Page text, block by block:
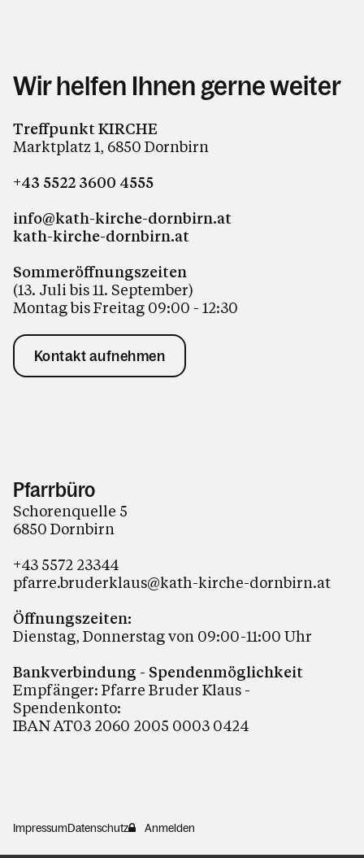
Wir helfen Ihnen gerne weiter
Treffpunkt KIRCHE
Marktplatz 1, 6850 Dornbirn
+43 5522 3600 4555
info@kath-kirche-dornbirn.at
kath-kirche-dornbirn.at
Sommeröffnungszeiten
(13. Juli bis 11. September)
Montag bis Freitag 09:00 - 12:30
Kontakt aufnehmen
Pfarrbüro
Schorenquelle 5
6850 Dornbirn
+43 5572 23344
pfarre.bruderklaus@kath-kirche-dornbirn.at
Öffnungszeiten:
Dienstag, Donnerstag von 09:00-11:00 Uhr
Bankverbindung - Spendenmöglichkeit
Empfänger: Pfarre Bruder Klaus -
Spendenkonto:
IBAN AT03 2060 2005 0003 0424
ImpressumDatenschutz Anmelden